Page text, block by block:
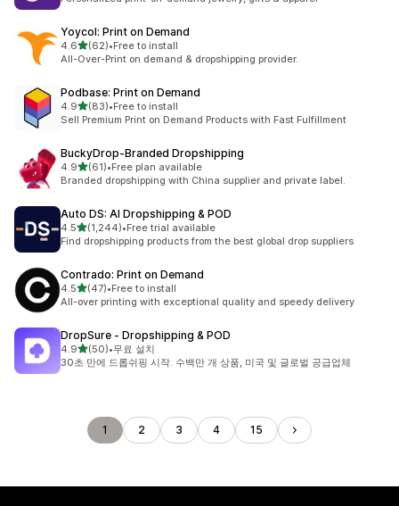
Yoycol: Print on Demand
4.6별 5개 중
(62)
총 리뷰 62개
•Free to install
All-Over-Print on demand & dropshipping provider.
Podbase: Print on Demand
4.9별 5개 중
(83)
총 리뷰 83개
•Free to install
Sell Premium Print on Demand Products with Fast Fulfillment
BuckyDrop‑Branded Dropshipping
4.9별 5개 중
(61)
총 리뷰 61개
•Free plan available
Branded dropshipping with China supplier and private label.
Auto DS: AI Dropshipping & POD
4.5별 5개 중
(1,244)
총 리뷰 1244개
•Free trial available
Find dropshipping products from the best global drop suppliers
Contrado: Print on Demand
4.5별 5개 중
(47)
총 리뷰 47개
•Free to install
All-over printing with exceptional quality and speedy delivery
DropSure ‑ Dropshipping & POD
4.9별 5개 중
(50)
총 리뷰 50개
•무료 설치
30초 만에 드롭쉬핑 시작. 수백만 개 상품, 미국 및 글로벌 공급업체
1 2 3 4 15